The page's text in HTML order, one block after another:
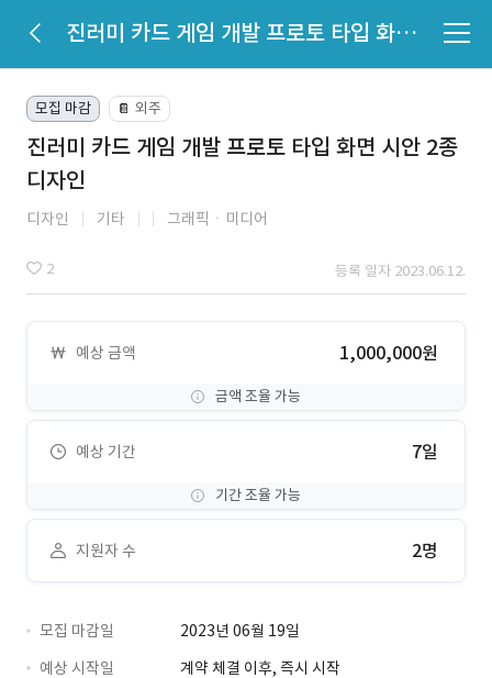
진러미 카드 게임 개발 프로토 타입 화면 시안 2종 디자인
모집 마감 📔 외주
진러미 카드 게임 개발 프로토 타입 화면 시안 2종
디자인
디자인 기타 그래픽ㆍ미디어
2 등록 일자 2023.06.12.
예상 금액 1,000,000원
금액 조율 가능
예상 기간 7일
기간 조율 가능
지원자 수 2명
모집 마감일
2023년 06월 19일
예상 시작일
계약 체결 이후, 즉시 시작